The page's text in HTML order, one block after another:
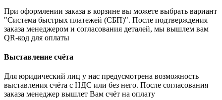
При оформлении заказа в корзине вы можете выбрать вариант
"Система быстрых платежей (СБП)". После подтверждения
заказа менеджером и согласования деталей, мы вышлем вам
QR-код для оплаты
Выставление счёта
Для юридический лиц у нас предусмотрена возможность
выставления счёта с НДС или без него. После согласования
заказа менеджер вышлет Вам счёт на оплату